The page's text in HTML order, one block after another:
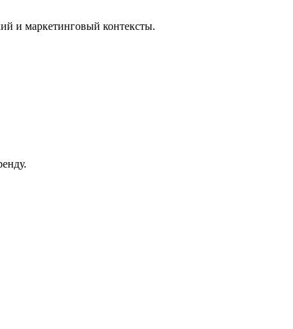
и маркетинговый контексты.